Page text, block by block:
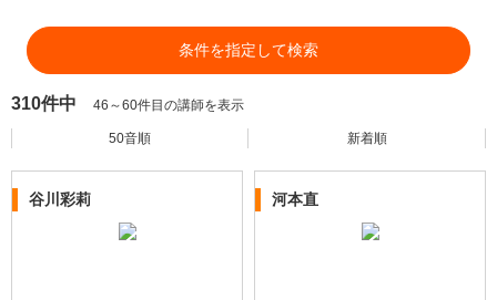
条件を指定して検索
310件中 46～60件目の講師を表示
50音順 新着順
谷川彩莉 河本直